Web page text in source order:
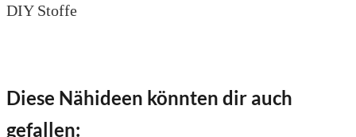
DIY Stoffe
Diese Nähideen könnten dir auch
gefallen: